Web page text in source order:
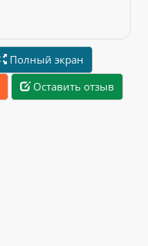
Полный экран
Оставить отзыв